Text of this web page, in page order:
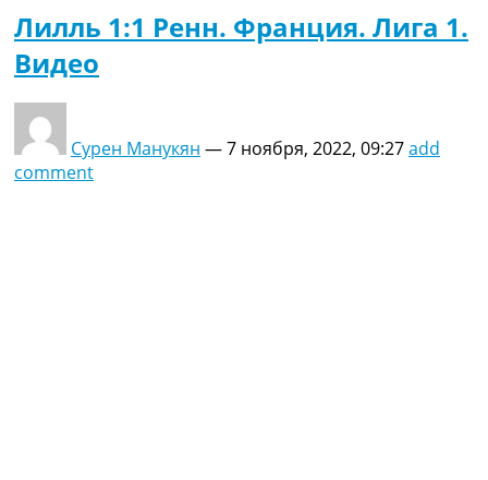
Лилль 1:1 Ренн. Франция. Лига 1.
Видео
Сурен Манукян —7 ноября, 2022, 09:27add
comment